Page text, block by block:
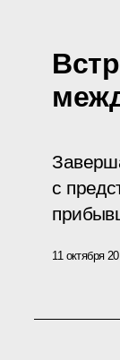
с
11 октября